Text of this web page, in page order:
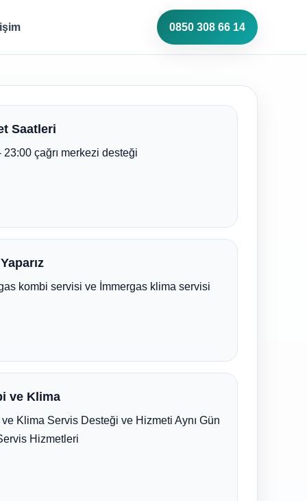
0850 308 66 14
Saatleri
23:00 çağrı merkezi desteği
kombi servisi ve İmmergas klima servisi
ve Klima
Klima Servis Desteği ve Hizmeti Aynı Gün
Hizmetleri